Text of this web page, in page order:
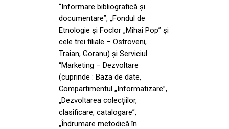
“Informare bibliografică şi
documentare”, „Fondul de
Etnologie şi Foclor „Mihai Pop” şi
cele trei filiale – Ostroveni,
Traian, Goranu) şi Serviciul
“Marketing – Dezvoltare
(cuprinde : Baza de date,
Compartimentul „Informatizare”,
„Dezvoltarea colecţiilor,
clasificare, catalogare”,
„Îndrumare metodică în